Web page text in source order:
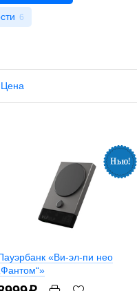
6
Цена
«Ви-эл-пи нео